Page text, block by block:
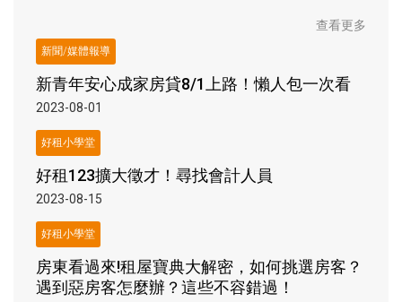
查看更多
新聞/媒體報導
新青年安心成家房貸8/1上路！懶人包一次看
2023-08-01
好租小學堂
好租123擴大徵才！尋找會計人員
2023-08-15
好租小學堂
房東看過來!租屋寶典大解密，如何挑選房客？
遇到惡房客怎麼辦？這些不容錯過！